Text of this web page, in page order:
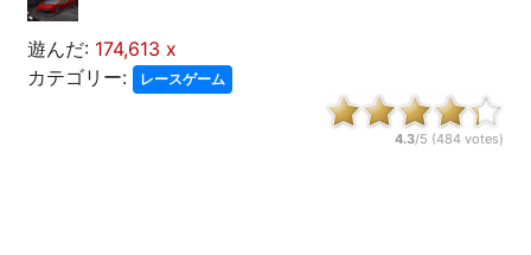
遊んだ: 174,613 x
カテゴリー:
レースゲーム
4.3/5 (484 votes)